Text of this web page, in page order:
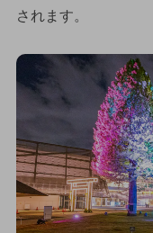
されます。